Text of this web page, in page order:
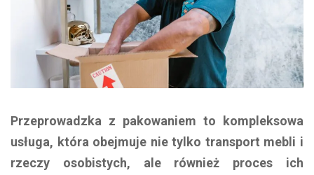
Przeprowadzka z pakowaniem to kompleksowa
usługa, która obejmuje nie tylko transport mebli i
rzeczy osobistych, ale również proces ich